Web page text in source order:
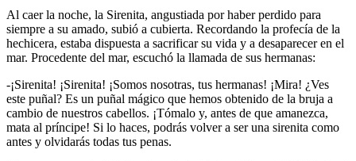
Al caer la noche, la Sirenita, angustiada por haber perdido para
siempre a su amado, subió a cubierta. Recordando la profecía de la
hechicera, estaba dispuesta a sacrificar su vida y a desaparecer en el
mar. Procedente del mar, escuchó la llamada de sus hermanas:
-¡Sirenita! ¡Sirenita! ¡Somos nosotras, tus hermanas! ¡Mira! ¿Ves
este puñal? Es un puñal mágico que hemos obtenido de la bruja a
cambio de nuestros cabellos. ¡Tómalo y, antes de que amanezca,
mata al príncipe! Si lo haces, podrás volver a ser una sirenita como
antes y olvidarás todas tus penas.